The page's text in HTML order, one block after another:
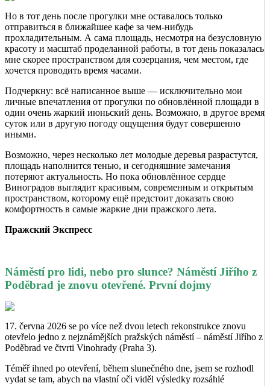
Но в тот день после прогулки мне оставалось только
отправиться в ближайшее кафе за чем-нибудь
прохладительным. А сама площадь, несмотря на безусловную
красоту и масштаб проделанной работы, в тот день показалась
мне скорее пространством для созерцания, чем местом, где
хочется проводить время часами.
Подчеркну: всё написанное выше — исключительно мои
личные впечатления от прогулки по обновлённой площади в
один очень жаркий июньский день. Возможно, в другое время
суток или в другую погоду ощущения будут совершенно
иными.
Возможно, через несколько лет молодые деревья разрастутся,
площадь наполнится тенью, и сегодняшние замечания
потеряют актуальность. Но пока обновлённое сердце
Виноградов выглядит красивым, современным и открытым
пространством, которому ещё предстоит доказать свою
комфортность в самые жаркие дни пражского лета.
Пражский Экспресс
Náměstí pro lidi, nebo pro slunce? Náměstí Jiřího z
Poděbrad je znovu otevřené. První dojmy
17. června 2026 se po více než dvou letech rekonstrukce znovu
otevřelo jedno z nejznámějších pražských náměstí – náměstí Jiřího z
Poděbrad ve čtvrti Vinohrady (Praha 3).
Téměř ihned po otevření, během slunečného dne, jsem se rozhodl
vydat se tam, abych na vlastní oči viděl výsledky rozsáhlé